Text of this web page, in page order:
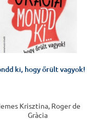
ki, hogy őrült vagyok!
Krisztina, Roger de
Gràcia